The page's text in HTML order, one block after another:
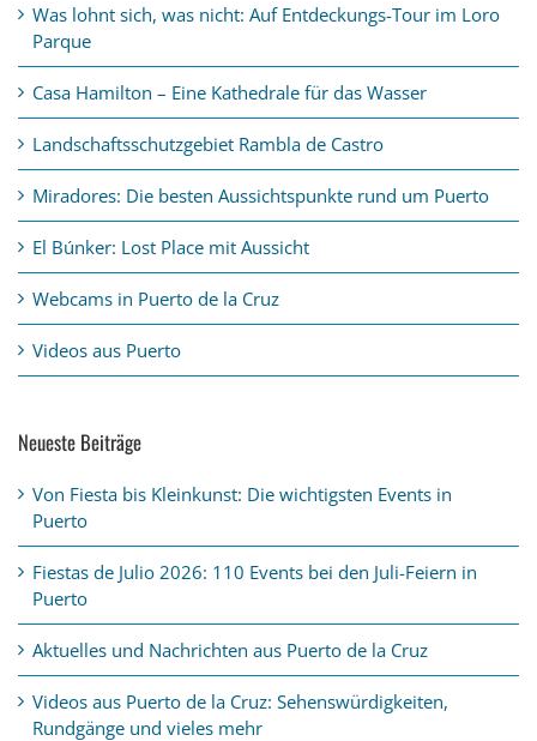
Was lohnt sich, was nicht: Auf Entdeckungs-Tour im Loro
Parque
Casa Hamilton – Eine Kathedrale für das Wasser
Landschaftsschutzgebiet Rambla de Castro
Miradores: Die besten Aussichtspunkte rund um Puerto
El Búnker: Lost Place mit Aussicht
Webcams in Puerto de la Cruz
Videos aus Puerto
Neueste Beiträge
Von Fiesta bis Kleinkunst: Die wichtigsten Events in
Puerto
Fiestas de Julio 2026: 110 Events bei den Juli-Feiern in
Puerto
Aktuelles und Nachrichten aus Puerto de la Cruz
Videos aus Puerto de la Cruz: Sehenswürdigkeiten,
Rundgänge und vieles mehr